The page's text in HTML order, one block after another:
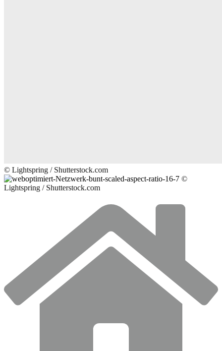
© Lightspring / Shutterstock.com
©
Lightspring / Shutterstock.com